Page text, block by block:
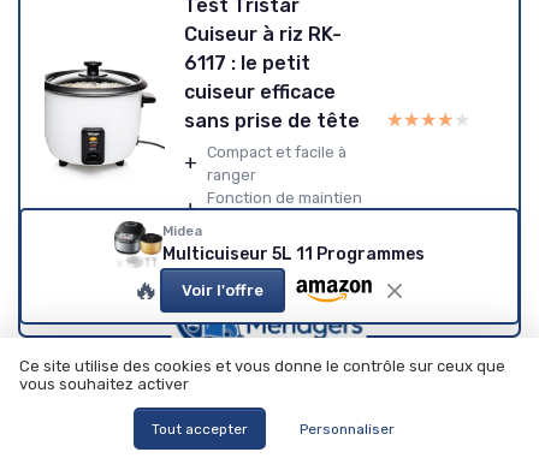
Test Tristar
Cuiseur à riz RK-
6117 : le petit
cuiseur efficace
sans prise de tête
+ Compact et facile à
ranger
+ Fonction de maintien
+
Bon rapport qualité-
prix
★★★★★
★★★★★
TOP 5 des sites de
bons plans et promo
pour les appareils
Téléchargez gratuitement le livre blanc
Midea
Multicuiseur 5L 11 Programmes
🔥 Voir l'offre
Ce site utilise des cookies et vous donne le contrôle sur ceux que
vous souhaitez activer
Tout accepter Personnaliser